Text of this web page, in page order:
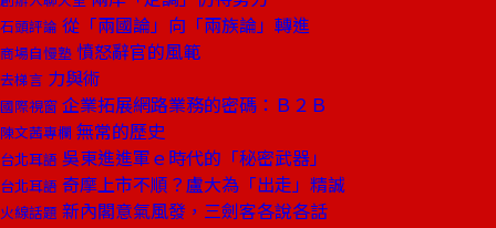
石頭評論 從「兩國論」向「兩族論」轉進
商場自慢塾 憤怒辭官的風範
去梯言 力與術
國際視窗 企業拓展網路業務的密碼：Ｂ２Ｂ
陳文茜專欄 無常的歷史
台北耳語 吳東進進軍ｅ時代的「秘密武器」
台北耳語 奇摩上市不順？盧大為「出走」精誠
火線話題 新內閣意氣風發，三劍客各說各話